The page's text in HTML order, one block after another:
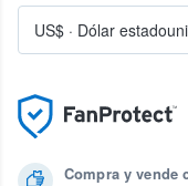
Compra y vende
US$ · Dólar